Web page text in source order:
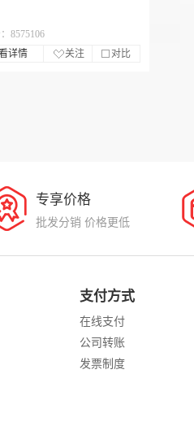
8575106
详情
关注 对比
专享价格
批发分销 价格更低
支付方式
在线支付
公司转账
发票制度